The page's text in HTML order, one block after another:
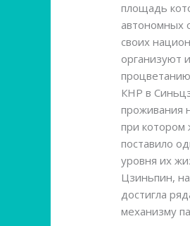
площадь
автономных
своих
организуют
КНР в
проживания
при котором
поставило
уровня их
Цзиньпин,
достигла
механизму